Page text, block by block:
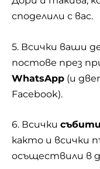
споделили с вас.
5. Всички ваши
постове през
WhatsApp (и
Facebook).
6. Всички
както и всички
осъществили в